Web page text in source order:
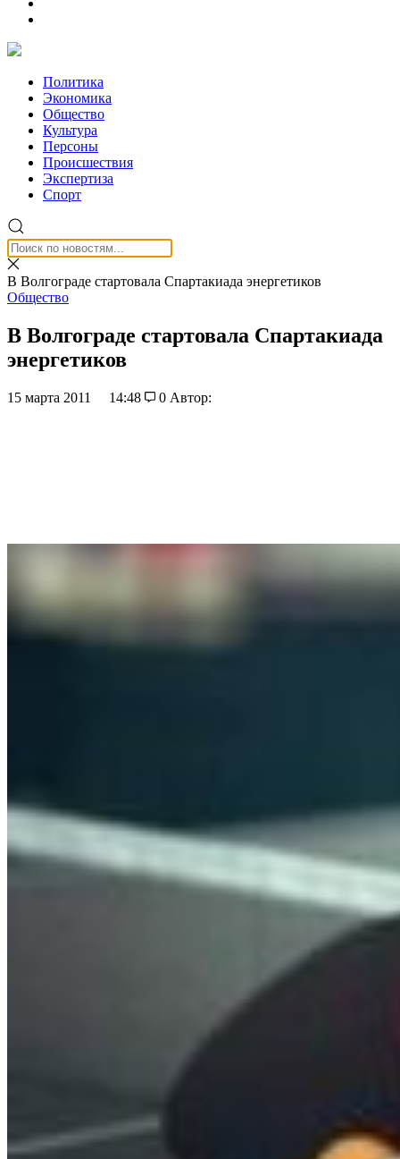
Политика
Экономика
Общество
Культура
Персоны
Происшествия
Экспертиза
Спорт
В Волгограде стартовала Спартакиада энергетиков
Общество
В Волгограде стартовала Спартакиада
энергетиков
15 марта 2011 14:48 0 Автор: